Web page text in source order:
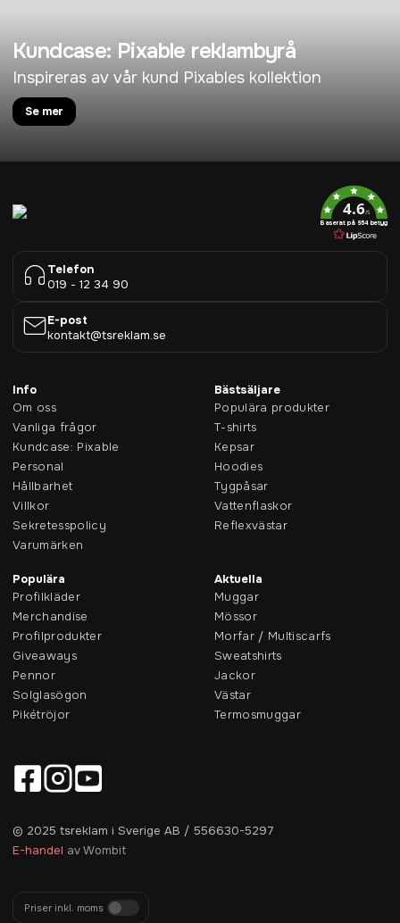
Kundcase: Pixable reklambyrå
Inspireras av vår kund Pixables kollektion
Se mer
4.6/5
Baserat på 954 betyg
Telefon
019 - 12 34 90
E-post
kontakt@tsreklam.se
Info
Om oss
Vanliga frågor
Kundcase: Pixable
Personal
Hållbarhet
Villkor
Sekretesspolicy
Varumärken
Bästsäljare
Populära produkter
T-shirts
Kepsar
Hoodies
Tygpåsar
Vattenflaskor
Reflexvästar
Populära
Profilkläder
Merchandise
Profilprodukter
Giveaways
Pennor
Solglasögon
Pikétröjor
Aktuella
Muggar
Mössor
Morfar / Multiscarfs
Sweatshirts
Jackor
Västar
Termosmuggar
© 2025 tsreklam i Sverige AB / 556630-5297
E-handel av Wombit
Priser inkl. moms